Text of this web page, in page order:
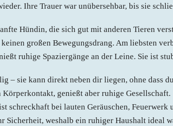
Ihre Trauer war unübersehbar, bis sie
Hündin, die sich gut mit anderen Tieren
großen Bewegungsdrang. Am liebsten
ruhige Spaziergänge an der Leine. Sie ist
– sie kann direkt neben dir liegen, ohne dass
Körperkontakt, genießt aber ruhige Gesellschaft.
schreckhaft bei lauten Geräuschen, Feuerwerk
Sicherheit, weshalb ein ruhiger Haushalt ideal